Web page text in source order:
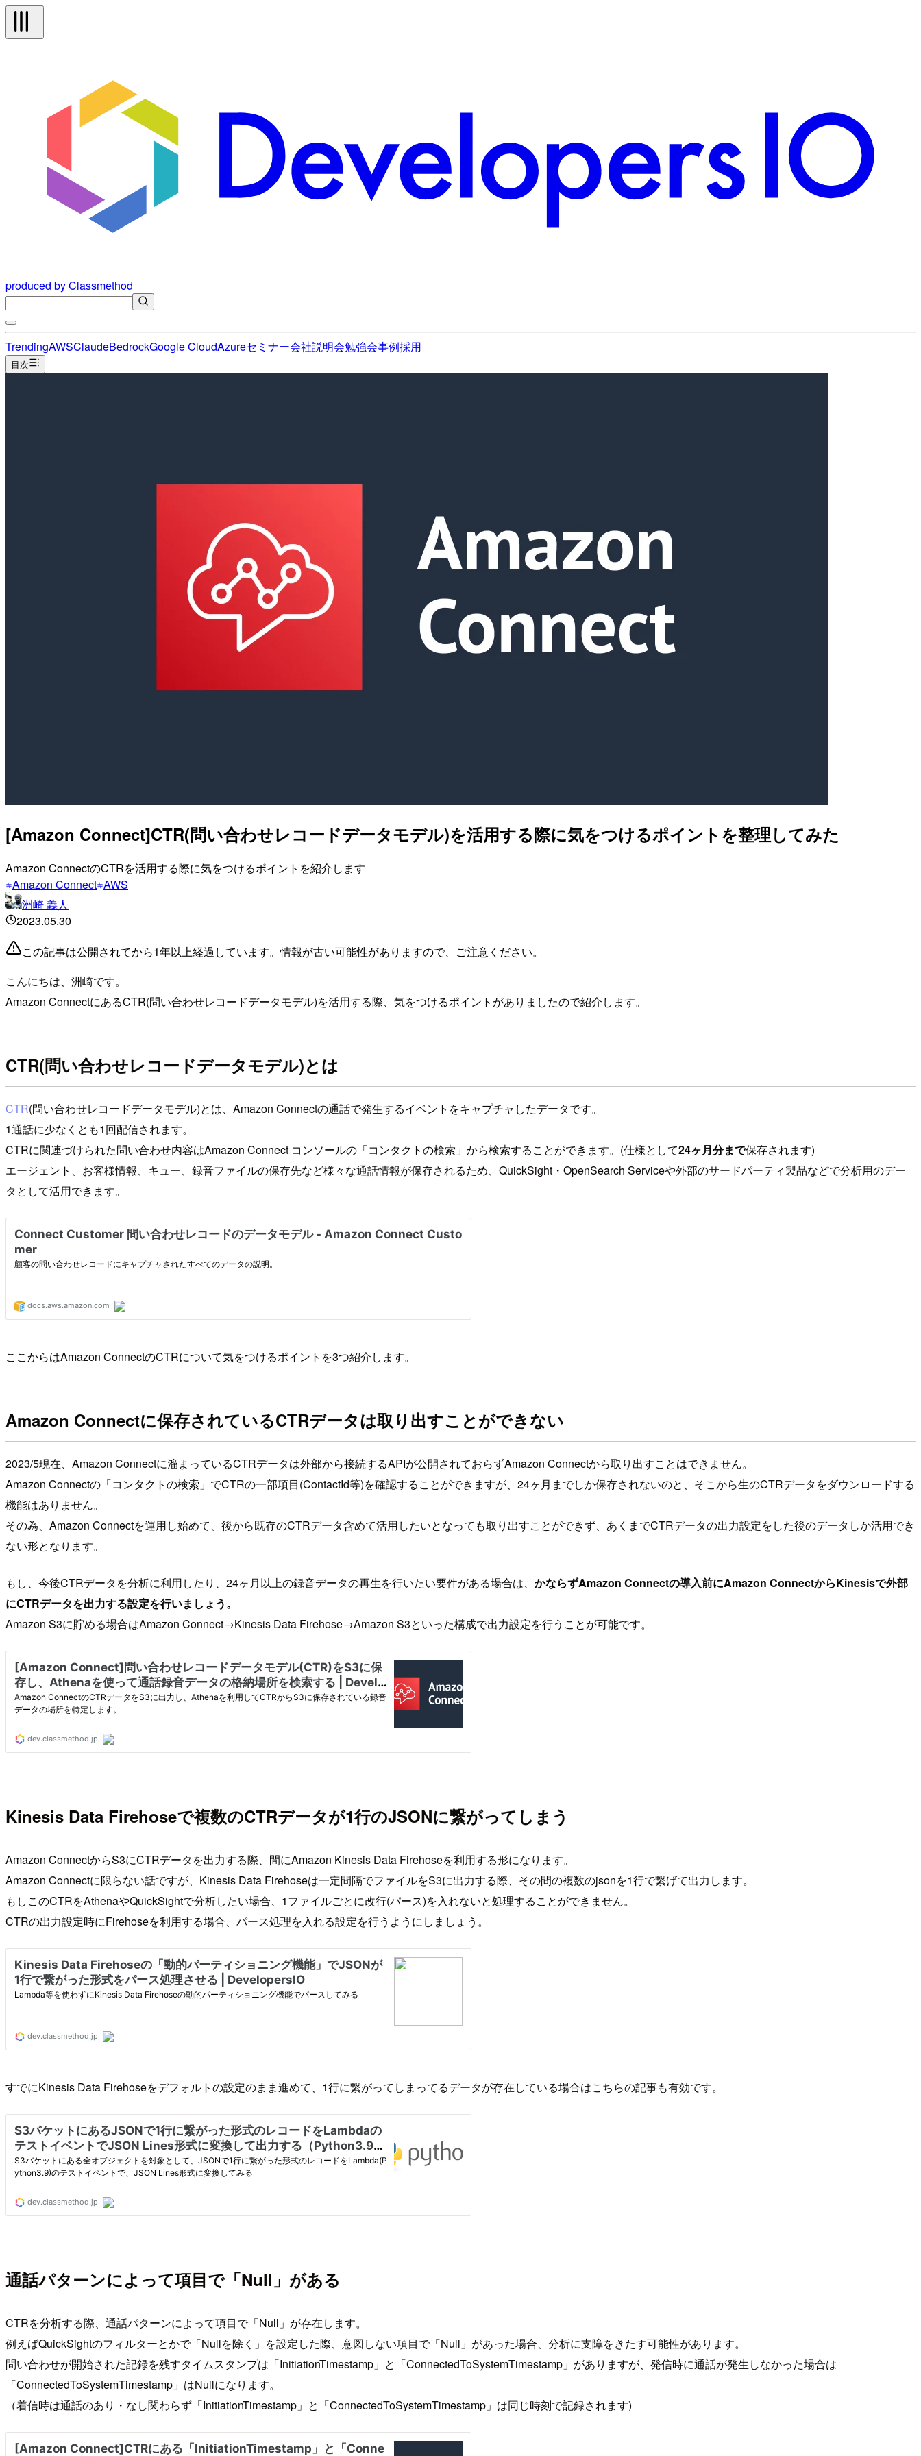
produced by Classmethod
TrendingAWSClaudeBedrockGoogle CloudAzureセミナー会社説明会勉強会事例採用
目次
[Amazon Connect]CTR(問い合わせレコードデータモデル)を活用する際に気をつけるポイントを整理してみた
Amazon ConnectのCTRを活用する際に気をつけるポイントを紹介します
Amazon Connect AWS
洲崎 義人
2023.05.30
この記事は公開されてから1年以上経過しています。情報が古い可能性がありますので、ご注意ください。
こんにちは、洲崎です。
Amazon ConnectにあるCTR(問い合わせレコードデータモデル)を活用する際、気をつけるポイントがありましたので紹介します。
CTR(問い合わせレコードデータモデル)とは
CTR(問い合わせレコードデータモデル)とは、Amazon Connectの通話で発生するイベントをキャプチャしたデータです。
1通話に少なくとも1回配信されます。
CTRに関連づけられた問い合わせ内容はAmazon Connect コンソールの「コンタクトの検索」から検索することができます。(仕様として24ヶ月分まで保存されます)
エージェント、お客様情報、キュー、録音ファイルの保存先など様々な通話情報が保存されるため、QuickSight・OpenSearch Serviceや外部のサードパーティ製品などで分析用のデー
タとして活用できます。
ここからはAmazon ConnectのCTRについて気をつけるポイントを3つ紹介します。
Amazon Connectに保存されているCTRデータは取り出すことができない
2023/5現在、Amazon Connectに溜まっているCTRデータは外部から接続するAPIが公開されておらずAmazon Connectから取り出すことはできません。
Amazon Connectの「コンタクトの検索」でCTRの一部項目(ContactId等)を確認することができますが、24ヶ月までしか保存されないのと、そこから生のCTRデータをダウンロードする
機能はありません。
その為、Amazon Connectを運用し始めて、後から既存のCTRデータ含めて活用したいとなっても取り出すことができず、あくまでCTRデータの出力設定をした後のデータしか活用でき
ない形となります。
もし、今後CTRデータを分析に利用したり、24ヶ月以上の録音データの再生を行いたい要件がある場合は、 かならずAmazon Connectの導入前にAmazon ConnectからKinesisで外部
にCTRデータを出力する設定を行いましょう。
Amazon S3に貯める場合はAmazon Connect→Kinesis Data Firehose→Amazon S3といった構成で出力設定を行うことが可能です。
Kinesis Data Firehoseで複数のCTRデータが1行のJSONに繋がってしまう
Amazon ConnectからS3にCTRデータを出力する際、間にAmazon Kinesis Data Firehoseを利用する形になります。
Amazon Connectに限らない話ですが、Kinesis Data Firehoseは一定間隔でファイルをS3に出力する際、その間の複数のjsonを1行で繋げて出力します。
もしこのCTRをAthenaやQuickSightで分析したい場合、1ファイルごとに改行(パース)を入れないと処理することができません。
CTRの出力設定時にFirehoseを利用する場合、パース処理を入れる設定を行うようにしましょう。
すでにKinesis Data Firehoseをデフォルトの設定のまま進めて、1行に繋がってしまってるデータが存在している場合はこちらの記事も有効です。
通話パターンによって項目で「Null」がある
CTRを分析する際、通話パターンによって項目で「Null」が存在します。
例えばQuickSightのフィルターとかで「Nullを除く」を設定した際、意図しない項目で「Null」があった場合、分析に支障をきたす可能性があります。
問い合わせが開始された記録を残すタイムスタンプは「InitiationTimestamp」と「ConnectedToSystemTimestamp」がありますが、発信時に通話が発生しなかった場合は
「ConnectedToSystemTimestamp」はNullになります。
（着信時は通話のあり・なし関わらず「InitiationTimestamp」と「ConnectedToSystemTimestamp」は同じ時刻で記録されます)